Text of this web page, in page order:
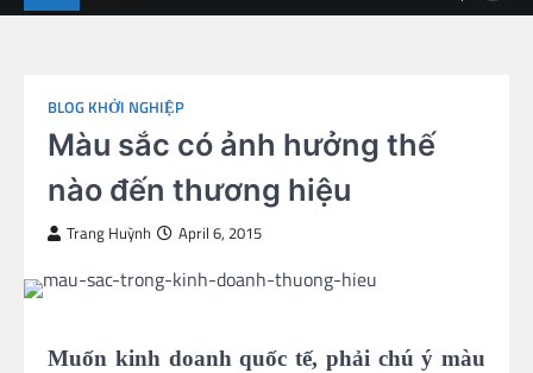
BLOG KHỞI NGHIỆP
Màu sắc có ảnh hưởng thế
nào đến thương hiệu
Trang Huỳnh April 6, 2015
Muốn kinh doanh quốc tế, phải chú ý màu